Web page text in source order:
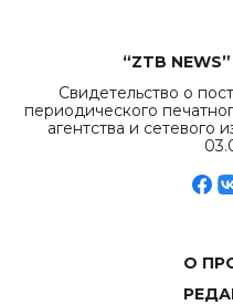
“ZTB
Свидетельство о
периодического
агентства и
О